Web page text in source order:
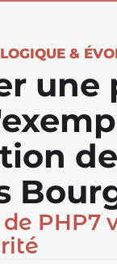
&
PHP7